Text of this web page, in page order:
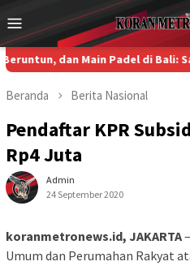
ke
konten
Menu
Mobile
dan Main Padel di Bali:
Beranda Berita Nasional
Pendaftar KPR
Rp4 Juta
Admin
24 September 2020
koranmetronews.id, JAKARTA
Umum dan Perumahan Rakyat